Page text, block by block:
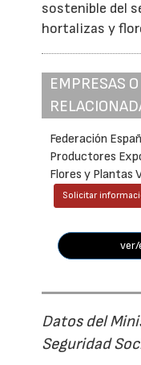
sostenible del
hortalizas y
EMPRESAS
Federación
Productores
Flores y Plantas
Solicitar
Datos del
Seguridad